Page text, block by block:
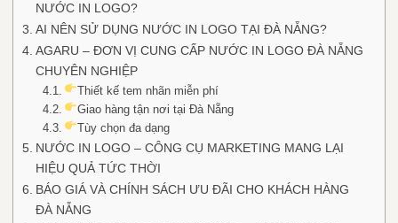
NƯỚC IN LOGO?
AI NÊN SỬ DỤNG NƯỚC IN LOGO TẠI ĐÀ NẴNG?
AGARU – ĐƠN VỊ CUNG CẤP NƯỚC IN LOGO ĐÀ NẴNG
CHUYÊN NGHIỆP
Thiết kế tem nhãn miễn phí
Giao hàng tận nơi tại Đà Nẵng
Tùy chọn đa dạng
NƯỚC IN LOGO – CÔNG CỤ MARKETING MANG LẠI
HIỆU QUẢ TỨC THỜI
BÁO GIÁ VÀ CHÍNH SÁCH ƯU ĐÃI CHO KHÁCH HÀNG
ĐÀ NẴNG